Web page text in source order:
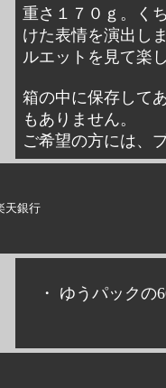
重さ１７０ｇ。く
けた表情を演出し
ルエットを見て楽
箱の中に保存して
もありません。
ご希望の方には、
銀行
・ ゆうパックの